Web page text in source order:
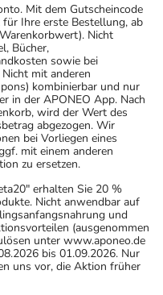
Mit dem Gutscheincode
Ihre erste Bestellung, ab
Nicht
Bücher,
sowie bei
mit anderen
kombinierbar und nur
in der APONEO App. Nach
wird der Wert des
abgezogen. Wir
bei Vorliegen eines
mit einem anderen
zu ersetzen.
erhalten Sie 20 %
Nicht anwendbar auf
und
(ausgenommen
unter www.aponeo.de
bis 01.09.2026. Nur
uns vor, die Aktion früher